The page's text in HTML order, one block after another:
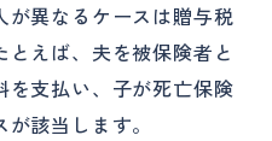
が異なるケースは贈与税
えば、夫を被保険者と
を支払い、子が死亡保険
該当します。